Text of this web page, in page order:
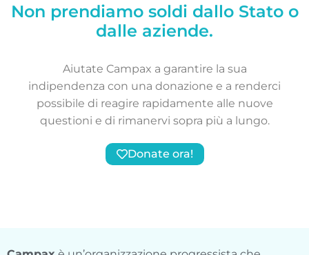
Non prendiamo soldi dallo Stato o
dalle aziende.
Aiutate Campax a garantire la sua
indipendenza con una donazione e a renderci
possibile di reagire rapidamente alle nuove
questioni e di rimanervi sopra più a lungo.
Donate ora!